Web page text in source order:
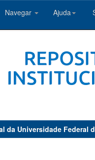
Navegar Ajuda
da Universidade Federal